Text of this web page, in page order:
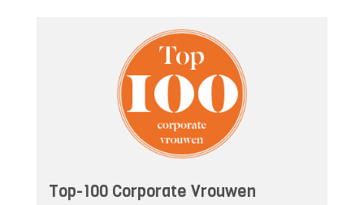
Top-100 Corporate Vrouwen